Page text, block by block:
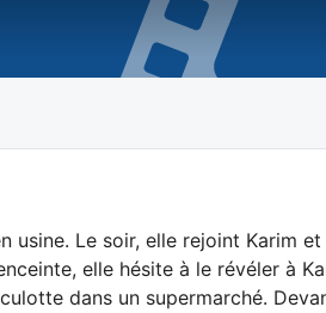
usine. Le soir, elle rejoint Karim
elle hésite à le révéler à
dans un supermarché.